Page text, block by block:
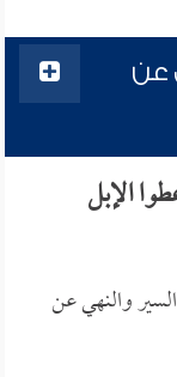
عن
الإبل
والنهي عن